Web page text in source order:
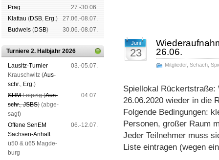
Prag
27.-30.06.
Klat­tau (DSB, Erg.)
27.06.-08.07.
Bud­weis (DSB) 30.06.-08.07.
Turniere 2. Halbjahr 2026
Lau­sitz-Tur­nier
Krausch­witz (Aus­
schr., Erg.)
03.-05.07.
SHMLeip­zig (Aus­
schr.,JSBS) (ab­ge­
sagt)
04.07.
Offene SenEM
Sach­sen-An­halt
ü50 & ü65 Mag­de­
burg
06.-12.07.
Juni
23
26.06.
Mitglieder, Schach
Spiellokal Rückertstraße:
26.06.2020 wieder in die
Folgende Bedingungen:
Personen, großer Raum
Jeder Teilnehmer muss
Liste eintragen (wegen